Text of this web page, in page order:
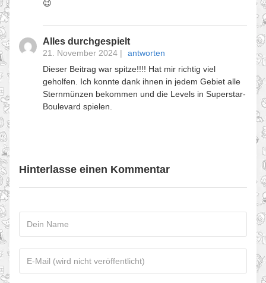
😉
Alles durchgespielt
21. November 2024 |
antworten
Dieser Beitrag war spitze!!!! Hat mir richtig viel
geholfen. Ich konnte dank ihnen in jedem Gebiet alle
Sternmünzen bekommen und die Levels in Superstar-
Boulevard spielen.
Hinterlasse einen Kommentar